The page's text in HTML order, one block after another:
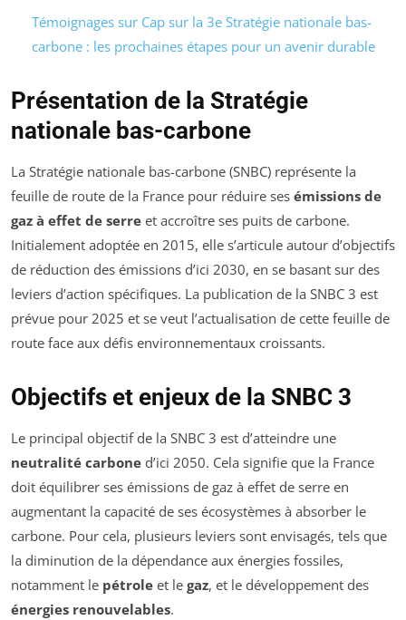
Témoignages sur Cap sur la 3e Stratégie nationale bas-
carbone : les prochaines étapes pour un avenir durable
Présentation de la Stratégie
nationale bas-carbone
La Stratégie nationale bas-carbone (SNBC) représente la
feuille de route de la France pour réduire ses émissions de
gaz à effet de serre et accroître ses puits de carbone.
Initialement adoptée en 2015, elle s’articule autour d’objectifs
de réduction des émissions d’ici 2030, en se basant sur des
leviers d’action spécifiques. La publication de la SNBC 3 est
prévue pour 2025 et se veut l’actualisation de cette feuille de
route face aux défis environnementaux croissants.
Objectifs et enjeux de la SNBC 3
Le principal objectif de la SNBC 3 est d’atteindre une
neutralité carbone d’ici 2050. Cela signifie que la France
doit équilibrer ses émissions de gaz à effet de serre en
augmentant la capacité de ses écosystèmes à absorber le
carbone. Pour cela, plusieurs leviers sont envisagés, tels que
la diminution de la dépendance aux énergies fossiles,
notamment le pétrole et le gaz, et le développement des
énergies renouvelables.